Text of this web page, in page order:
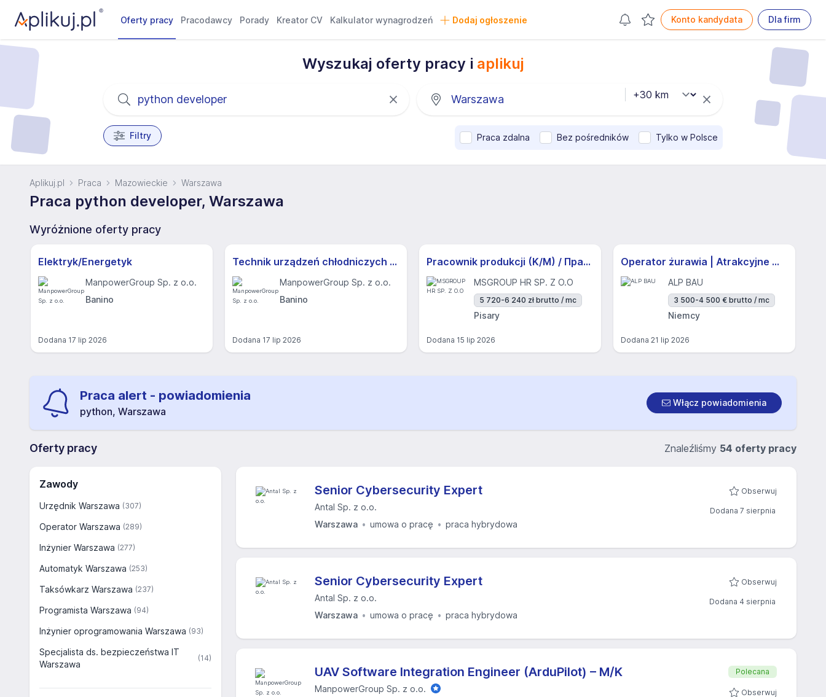
Oferty pracy Pracodawcy Porady Kreator CV Kalkulator wynagrodzeń Dodaj ogłoszenie Konto kandydata Dla firm
Wyszukaj oferty pracy i aplikuj
Filtry Praca zdalna Bez pośredników Tylko w Polsce
Aplikuj.pl Praca Mazowieckie Warszawa
Praca python developer, Warszawa
Wyróżnione oferty pracy
Elektryk/Energetyk
ManpowerGroup Sp. z o.o.
Banino
Dodana 17 lip 2026
Technik urządzeń chłodniczych (instalacje amoniakalne)
ManpowerGroup Sp. z o.o.
Banino
Dodana 17 lip 2026
Pracownik produkcji (K/M) / Працівники продукції Huber-Suhner (K/M)
MSGROUP HR SP. Z O.O
5 720-6 240 zł brutto / mc
Pisary
Dodana 15 lip 2026
Operator żurawia | Atrakcyjne Warunki
ALP BAU
3 500-4 500 € brutto / mc
Niemcy
Dodana 21 lip 2026
Praca alert - powiadomienia
python, Warszawa
Włącz powiadomienia
Oferty pracy Znaleźliśmy 54 oferty pracy
Zawody
Urzędnik Warszawa (307)
Operator Warszawa (289)
Inżynier Warszawa (277)
Automatyk Warszawa (253)
Taksówkarz Warszawa (237)
Programista Warszawa (94)
Inżynier oprogramowania Warszawa (93)
Specjalista ds. bezpieczeństwa IT
Warszawa
(14)
Senior Cybersecurity Expert
Antal Sp. z o.o.
Warszawa
umowa o pracę praca hybrydowa
Obserwuj
Dodana 7 sierpnia
Senior Cybersecurity Expert
Antal Sp. z o.o.
Warszawa
umowa o pracę praca hybrydowa
Obserwuj
Dodana 4 sierpnia
UAV Software Integration Engineer (ArduPilot) – M/K
ManpowerGroup Sp. z o.o.
Polecana
Obserwuj